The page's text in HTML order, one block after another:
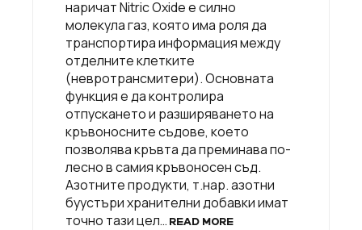
наричат Nitric Oxide е силно
молекула газ, която има роля да
транспортира информация между
отделните клетките
(невротрансмитери). Основната
функция е да контролира
отпускането и разширяването на
кръвоносните съдове, което
позволява кръвта да преминава по-
лесно в самия кръвоносен съд.
Азотните продукти, т.нар. азотни
буустъри хранителни добавки имат
точно тази цел… READ MORE